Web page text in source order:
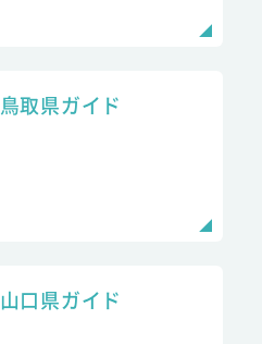
鳥取県ガイド
山口県ガイド